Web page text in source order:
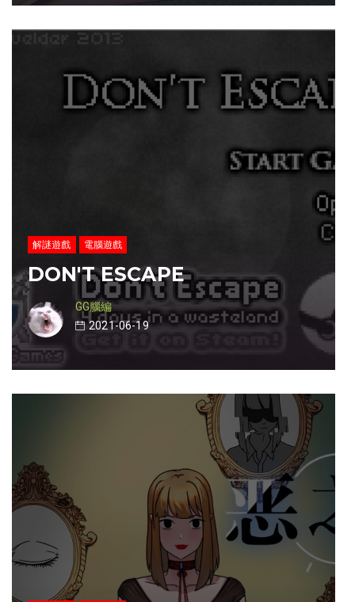
解謎遊戲 電腦遊戲
DON'T ESCAPE
GG腦編
2021-06-19